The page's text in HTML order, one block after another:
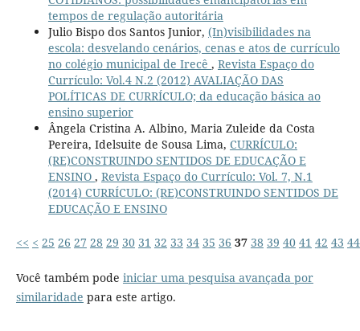
tempos de regulação autoritária
Julio Bispo dos Santos Junior, (In)visibilidades na
escola: desvelando cenários, cenas e atos de currículo
no colégio municipal de Irecê , Revista Espaço do
Currículo: Vol.4 N.2 (2012) AVALIAÇÃO DAS
POLÍTICAS DE CURRÍCULO; da educação básica ao
ensino superior
Ângela Cristina A. Albino, Maria Zuleide da Costa
Pereira, Idelsuite de Sousa Lima, CURRÍCULO:
(RE)CONSTRUINDO SENTIDOS DE EDUCAÇÃO E
ENSINO , Revista Espaço do Currículo: Vol. 7, N.1
(2014) CURRÍCULO: (RE)CONSTRUINDO SENTIDOS DE
EDUCAÇÃO E ENSINO
<< < 25 26 27 28 29 30 31 32 33 34 35 36 37 38 39 40 41 42 43 44
Você também pode iniciar uma pesquisa avançada por
similaridade para este artigo.